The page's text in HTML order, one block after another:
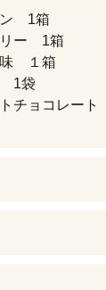
ン 1箱
リー 1箱
味 １箱
1袋
トチョコレー